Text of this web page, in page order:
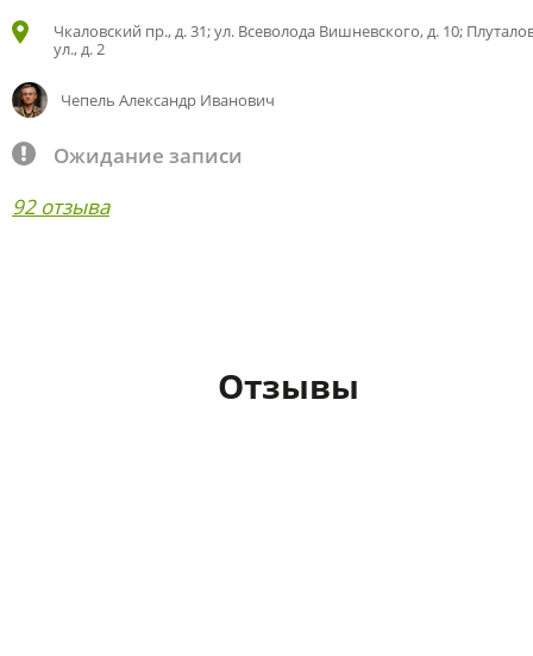
Чкаловский пр., д. 31; ул. Всеволода Вишневского, д. 10;
ул., д. 2
Чепель Александр Иванович
Ожидание записи
92 отзыва
Отзывы